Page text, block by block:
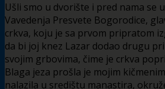
Ušli smo u dvorište i pred nama se
Vavedenja Presvete Bogorodice,
crkva, koju je sa prvom pripratom
da bi joj knez Lazar dodao drugu
svojim grbovima, čime je crkva
Blaga jeza prošla je mojim
nalazila u središtu manastira,